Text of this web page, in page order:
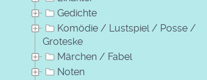
Gedichte
Komödie / Lustspiel / Posse /
Groteske
Märchen / Fabel
Noten